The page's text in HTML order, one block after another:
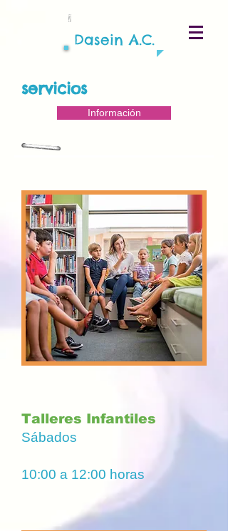
Dasein A.C.
servicios
Talleres Infantiles
Sábados
10:00 a 12:00 horas
Información